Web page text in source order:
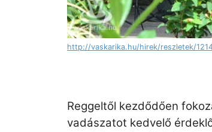
http://vaskarika.hu/hirek/reszletek/
Reggeltől kezdődően
vadászatot kedvelő